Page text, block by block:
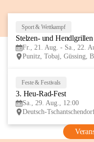
Sport & Wettkampf
Stelzen- und
Fr., 21. Aug. - Sa., 22.
Punitz, Tobaj, Güssing,
Feste & Festivals
3. Heu-Rad-Fest
Sa., 29. Aug., 12:00
Deutsch-